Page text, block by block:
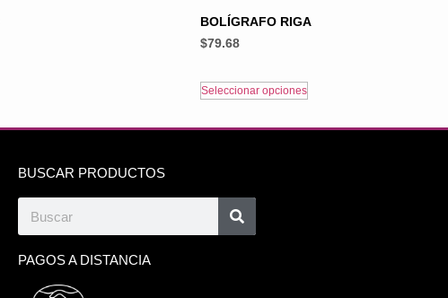
BOLÍGRAFO RIGA
$79.68
Seleccionar opciones
BUSCAR PRODUCTOS
PAGOS A DISTANCIA